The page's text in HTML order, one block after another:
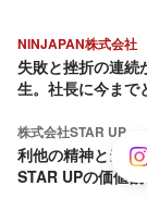
NINJAPAN株式会社
失敗と挫折の連続
生。社長に今まで
株式会社STAR UP
利他の精神と当事
STAR UPの価値観